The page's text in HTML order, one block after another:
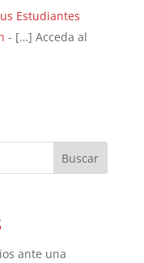
Estudiantes
- […] Acceda al
ante una